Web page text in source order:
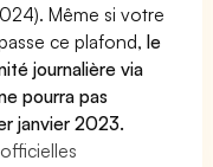
Même si votre
ce plafond,le
journalière via
pourra pas
janvier 2023.